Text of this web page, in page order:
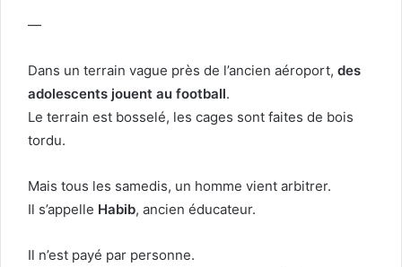
—
Dans un terrain vague près de l’ancien aéroport, des
adolescents jouent au football.
Le terrain est bosselé, les cages sont faites de bois
tordu.
Mais tous les samedis, un homme vient arbitrer.
Il s’appelle Habib, ancien éducateur.
Il n’est payé par personne.